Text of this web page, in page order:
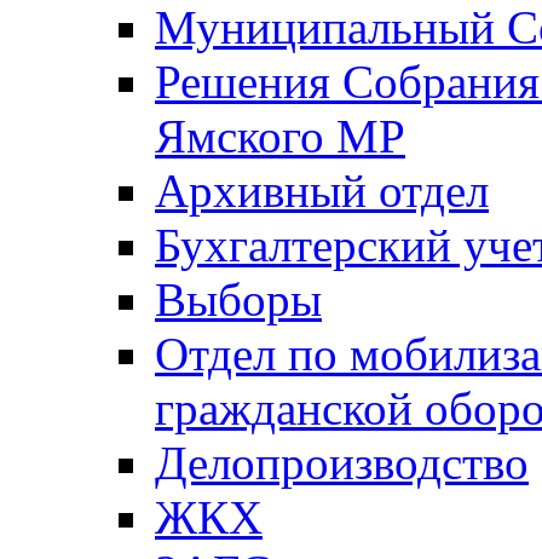
Муниципальный
Решения
Ямского МР
Архивный отдел
Бухгалтерский
Выборы
Отдел по
гражданской
Делопроизводство
ЖКХ